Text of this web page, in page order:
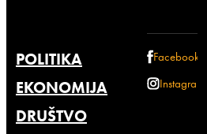
POLITIKA
EKONOMIJA
DRUŠTVO
Facebook
Instagram